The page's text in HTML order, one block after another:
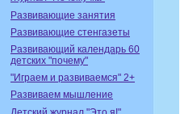
Развивающие занятия
Развивающие стенгазеты
Развивающий календарь 60
детских "почему"
"Играем и развиваемся" 2+
Развиваем мышление